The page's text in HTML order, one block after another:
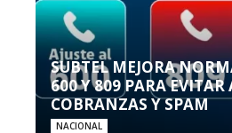
SUBTEL MEJORA
600 Y 809 PARA EVITAR
COBRANZAS Y SPAM
NACIONAL